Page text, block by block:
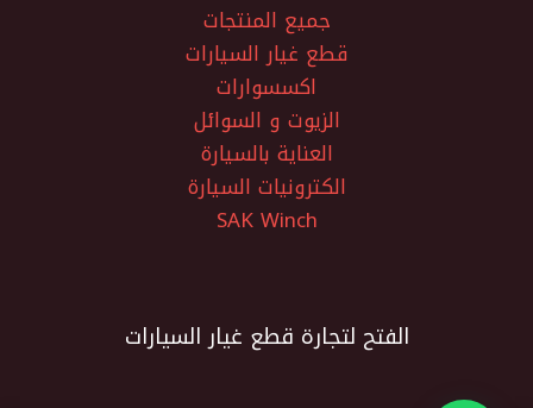
جميع المنتجات
قطع غيار السيارات
اكسسوارات
الزيوت و السوائل
العناية بالسيارة
الكترونيات السيارة
SAK Winch
الفتح لتجارة قطع غيار السيارات